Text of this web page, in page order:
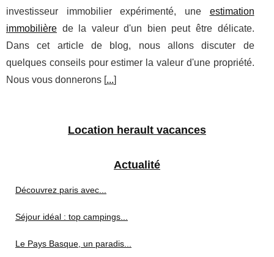
investisseur immobilier expérimenté, une estimation
immobilière de la valeur d'un bien peut être délicate.
Dans cet article de blog, nous allons discuter de
quelques conseils pour estimer la valeur d'une propriété.
Nous vous donnerons [...]
Location herault vacances
Actualité
Découvrez paris avec...
Séjour idéal : top campings...
Le Pays Basque, un paradis...